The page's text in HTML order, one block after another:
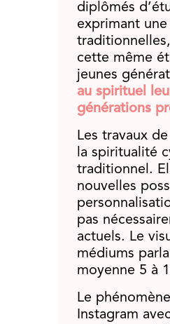
diplômés
exprimant
cette même
jeunes
au spirituel
générations
Les travaux
la spiritualité
traditionnel.
nouvelles
pas
actuels. Le
médiums
moyenne 5 à
Le
Instagram